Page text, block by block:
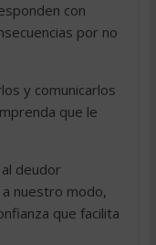
con
por no
y comunicarlos
que le
deudor
nuestro modo,
que facilita